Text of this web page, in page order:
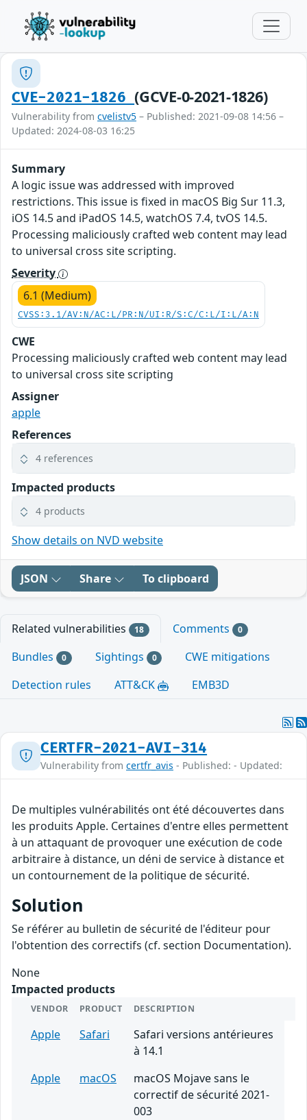
CVE-2021-1826(GCVE-0-2021-1826)
Vulnerability from cvelistv5 – Published: 2021-09-08 14:56 –
Updated: 2024-08-03 16:25
Summary
A logic issue was addressed with improved
restrictions. This issue is fixed in macOS Big Sur 11.3,
iOS 14.5 and iPadOS 14.5, watchOS 7.4, tvOS 14.5.
Processing maliciously crafted web content may lead
to universal cross site scripting.
Severity
6.1 (Medium)
CVSS:3.1/AV:N/AC:L/PR:N/UI:R/S:C/C:L/I:L/A:N
CWE
Processing maliciously crafted web content may lead
to universal cross site scripting
Assigner
apple
References
4 references
Impacted products
4 products
Show details on NVD website
JSON Share To clipboard
Related vulnerabilities 18 Comments 0
Bundles 0 Sightings 0
CWE mitigations
Detection rules
ATT&CK EMB3D
CERTFR-2021-AVI-314
Vulnerability from certfr_avis - Published: - Updated:
De multiples vulnérabilités ont été découvertes dans
les produits Apple. Certaines d'entre elles permettent
à un attaquant de provoquer une exécution de code
arbitraire à distance, un déni de service à distance et
un contournement de la politique de sécurité.
Solution
Se référer au bulletin de sécurité de l'éditeur pour
l'obtention des correctifs (cf. section Documentation).
None
Impacted products
VENDOR PRODUCT DESCRIPTION
Apple Safari
Safari versions antérieures
à 14.1
Apple
macOS
macOS Mojave sans le
correctif de sécurité 2021-
003